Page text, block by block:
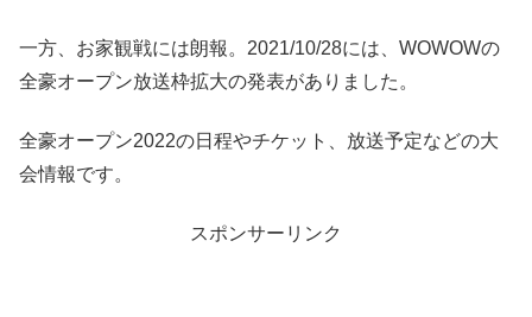
一方、お家観戦には朗報。2021/10/28には、WOWOWの
全豪オープン放送枠拡大の発表がありました。
全豪オープン2022の日程やチケット、放送予定などの大
会情報です。
スポンサーリンク